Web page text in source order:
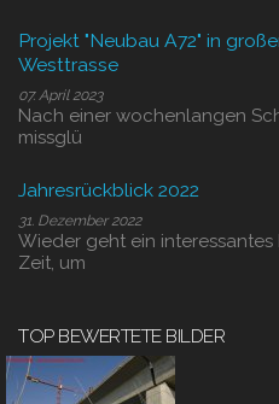
Projekt "Neubau A72" in
Westtrasse
07. April 2023
Nach einer wochenlangen
missglü
Jahresrückblick 2022
31. Dezember 2022
Wieder geht ein interessantes
Zeit, um
TOP BEWERTETE BILDER